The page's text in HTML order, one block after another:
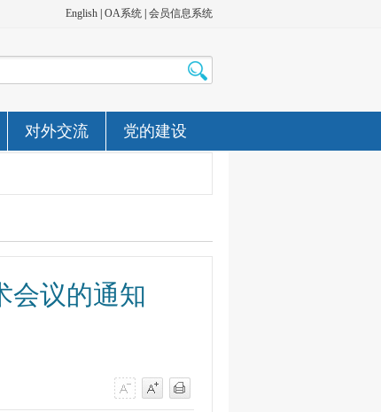
English OA系统 会员信息系统
对外交流 党的建设
会议的通知